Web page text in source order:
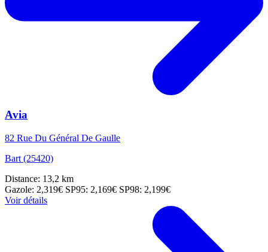
Avia
82 Rue Du Général De Gaulle
Bart (25420)
Distance: 13,2 km
Gazole: 2,319€ SP95: 2,169€ SP98: 2,199€
Voir détails